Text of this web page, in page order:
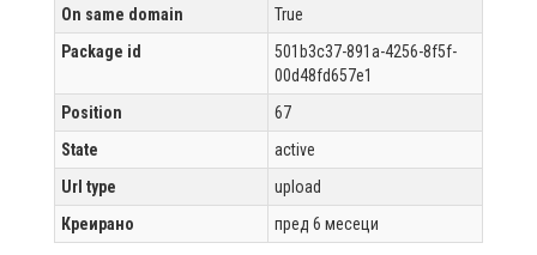
On same domain
True
Package id
501b3c37-891a-4256-8f5f-
00d48fd657e1
Position
67
State
active
Url type
upload
Креирано
пред 6 месеци